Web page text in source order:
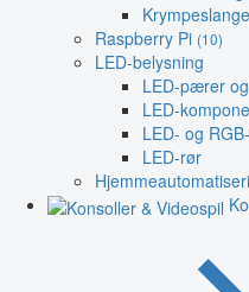
Raspberry Pi (10)
LED-belysning
LED-pærer
LED-
LED- og
LED-rør